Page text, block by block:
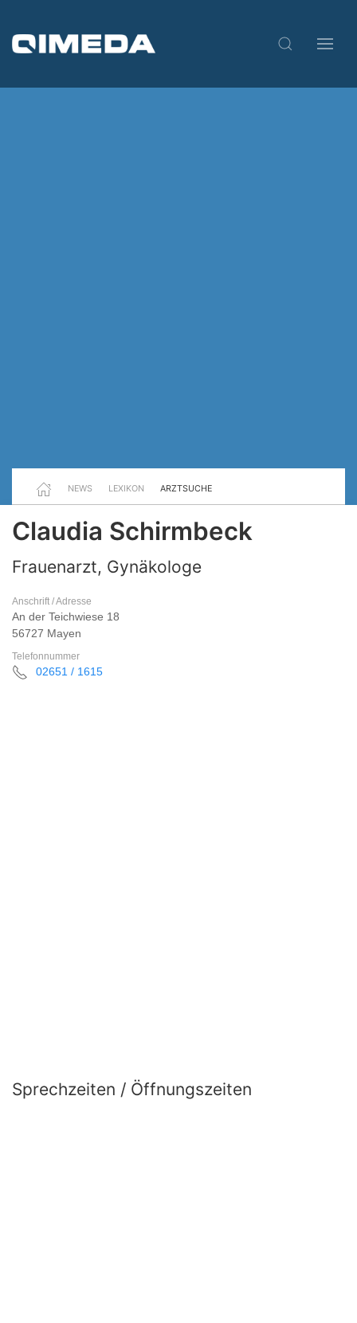
NEWS LEXIKON ARZTSUCHE
Claudia Schirmbeck
Frauenarzt, Gynäkologe
Anschrift / Adresse
An der Teichwiese 18
56727 Mayen
Telefonnummer
02651 / 1615
Sprechzeiten / Öffnungszeiten